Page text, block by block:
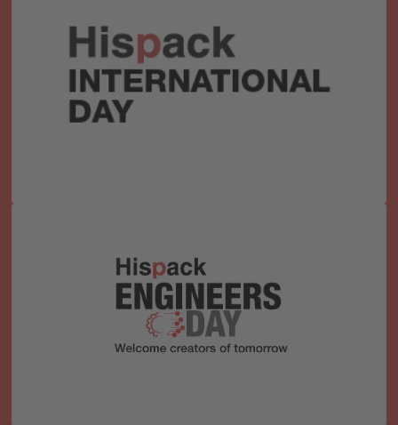
En 2024, colaboramos con el Japan Packaging
Institute (JPI) para fomentar la cooperación y el
diálogo entre empresas españolas y japonesas. En
2027 descubriremos las últimas tendencias,
desafíos y oportunidades en el sector del packaging
Un programa que pone en valor los ingenieros y su
aportación a la industria; profesionales vinculados a
la producción, operaciones e i+D+I.